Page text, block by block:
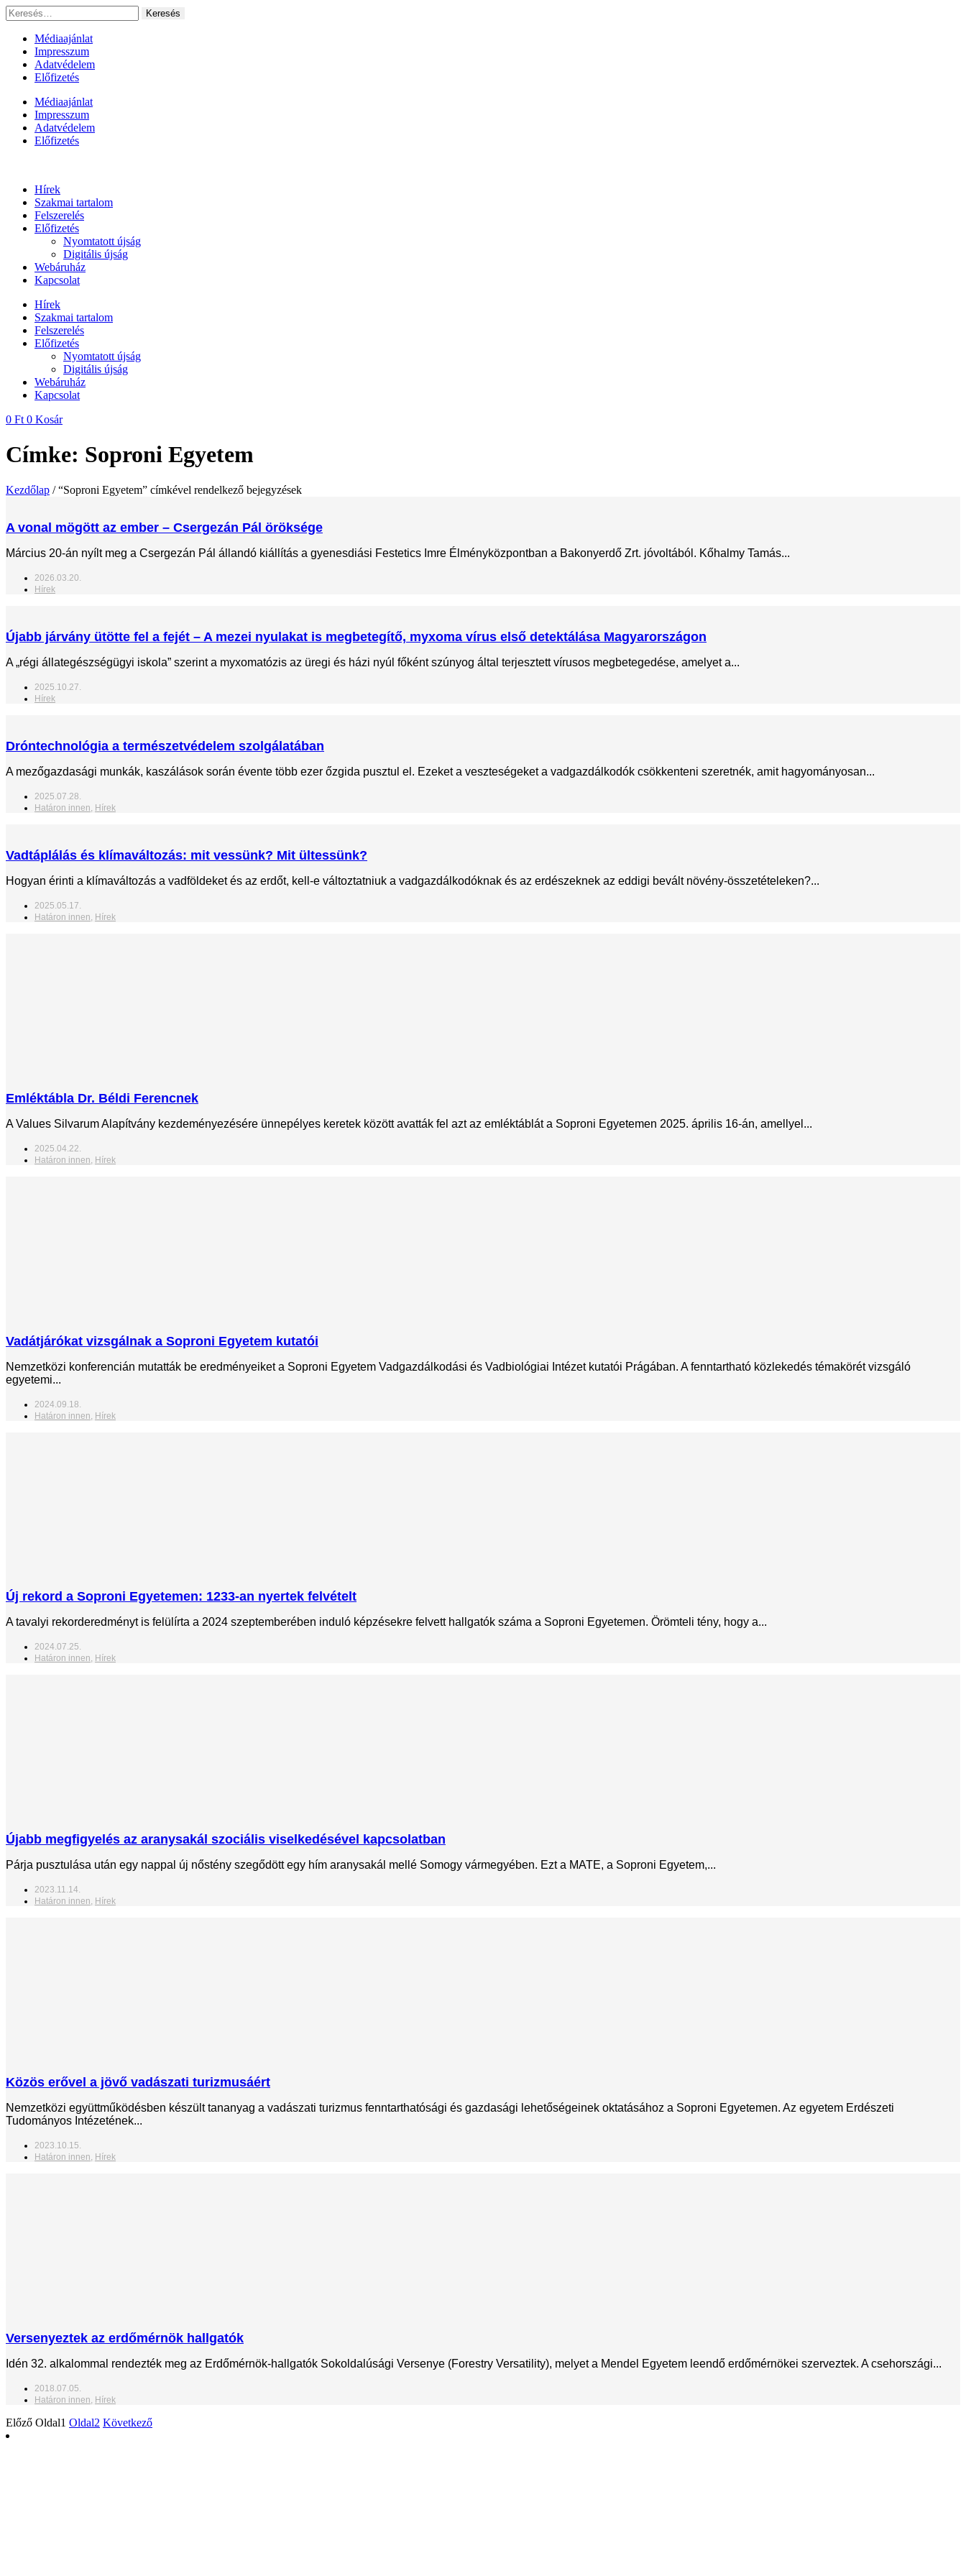
Ugrás
a
tartalomhoz
Keresés:
Médiaajánlat
Impresszum
Adatvédelem
Előfizetés
Médiaajánlat
Impresszum
Adatvédelem
Előfizetés
Hírek
Szakmai tartalom
Felszerelés
Előfizetés
Nyomtatott újság
Digitális újság
Webáruház
Kapcsolat
Hírek
Szakmai tartalom
Felszerelés
Előfizetés
Nyomtatott újság
Digitális újság
Webáruház
Kapcsolat
0 Ft 0 Kosár
Címke: Soproni Egyetem
Kezdőlap / “Soproni Egyetem” címkével rendelkező bejegyzések
A vonal mögött az ember – Csergezán Pál öröksége
Március 20-án nyílt meg a Csergezán Pál állandó kiállítás a gyenesdiási Festetics Imre Élményközpontban a Bakonyerdő Zrt. jóvoltából. Kőhalmy Tamás...
2026.03.20.
Hírek
Újabb járvány ütötte fel a fejét – A mezei nyulakat is megbetegítő, myxoma vírus első detektálása Magyarországon
A „régi állategészségügyi iskola” szerint a myxomatózis az üregi és házi nyúl főként szúnyog által terjesztett vírusos megbetegedése, amelyet a...
2025.10.27.
Hírek
Dróntechnológia a természetvédelem szolgálatában
A mezőgazdasági munkák, kaszálások során évente több ezer őzgida pusztul el. Ezeket a veszteségeket a vadgazdálkodók csökkenteni szeretnék, amit hagyományosan...
2025.07.28.
Határon innen Hírek
Vadtáplálás és klímaváltozás: mit vessünk? Mit ültessünk?
Hogyan érinti a klímaváltozás a vadföldeket és az erdőt, kell-e változtatniuk a vadgazdálkodóknak és az erdészeknek az eddigi bevált növény-összetételeken?...
2025.05.17.
Határon innen Hírek
Emléktábla Dr. Béldi Ferencnek
A Values Silvarum Alapítvány kezdeményezésére ünnepélyes keretek között avatták fel azt az emléktáblát a Soproni Egyetemen 2025. április 16-án, amellyel...
2025.04.22.
Határon innen Hírek
Vadátjárókat vizsgálnak a Soproni Egyetem kutatói
Nemzetközi konferencián mutatták be eredményeiket a Soproni Egyetem Vadgazdálkodási és Vadbiológiai Intézet kutatói Prágában. A fenntartható közlekedés témakörét vizsgáló
egyetemi...
2024.09.18.
Határon innen Hírek
Új rekord a Soproni Egyetemen: 1233-an nyertek felvételt
A tavalyi rekorderedményt is felülírta a 2024 szeptemberében induló képzésekre felvett hallgatók száma a Soproni Egyetemen. Örömteli tény, hogy a...
2024.07.25.
Határon innen, Hírek
Újabb megfigyelés az aranysakál szociális viselkedésével kapcsolatban
Párja pusztulása után egy nappal új nőstény szegődött egy hím aranysakál mellé Somogy vármegyében. Ezt a MATE, a Soproni Egyetem,...
2023.11.14.
Határon innen, Hírek
Közös erővel a jövő vadászati turizmusáért
Nemzetközi együttműködésben készült tananyag a vadászati turizmus fenntarthatósági és gazdasági lehetőségeinek oktatásához a Soproni Egyetemen. Az egyetem Erdészeti
Tudományos Intézetének...
2023.10.15.
Határon innen, Hírek
Versenyeztek az erdőmérnök hallgatók
Idén 32. alkalommal rendezték meg az Erdőmérnök-hallgatók Sokoldalúsági Versenye (Forestry Versatility), melyet a Mendel Egyetem leendő erdőmérnökei szerveztek. A csehországi...
2018.07.05.
Határon innen, Hírek
Előző Oldal1 Oldal2 Következő